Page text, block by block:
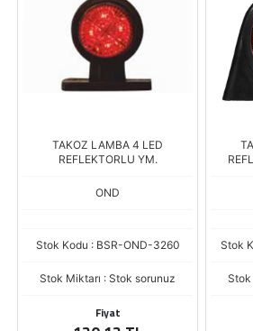
TAKOZ LAMBA 4 LED
REFLEKTORLU YM.
OND
Stok Kodu : BSR-OND-3260
Stok Miktarı : Stok sorunuz
Fiyat
Stok
Stok